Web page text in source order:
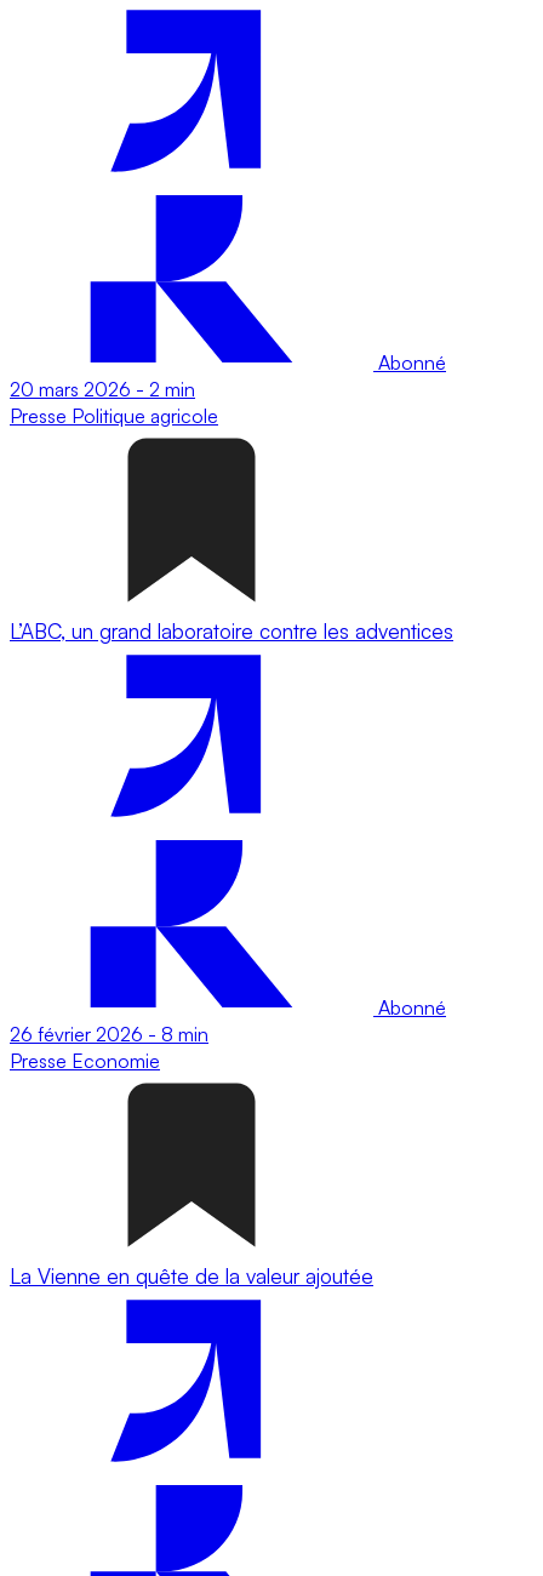
Abonné
20 mars 2026 - 2 min
Presse Politique agricole
L’ABC, un grand laboratoire contre les adventices
Abonné
26 février 2026 - 8 min
Presse Economie
La Vienne en quête de la valeur ajoutée